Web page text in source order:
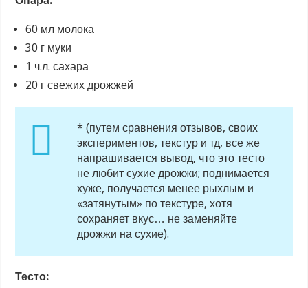
60 мл молока
30 г муки
1 ч.л. сахара
20 г свежих дрожжей
* (путем сравнения отзывов, своих
экспериментов, текстур и тд, все же
напрашивается вывод, что это тесто
не любит сухие дрожжи; поднимается
хуже, получается менее рыхлым и
«затянутым» по текстуре, хотя
сохраняет вкус… не заменяйте
дрожжи на сухие).
Тесто: